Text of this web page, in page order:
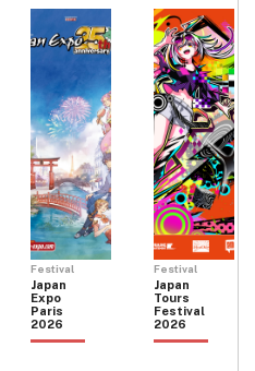
Festival
Japan
Expo
Paris
2026
Festival
Japan
Tours
Festival
2026